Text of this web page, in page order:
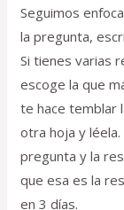
Seguimos
la pregunta,
Si tienes varias
escoge la que
te hace temblar
otra hoja y
pregunta y la
que esa es la
en 3 días.